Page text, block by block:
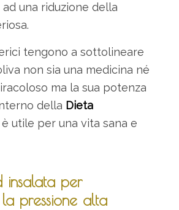
una riduzione della
tengono a sottolineare
non sia una medicina né
ma la sua potenza
della Dieta
è utile per una vita sana e
insalata per
pressione alta